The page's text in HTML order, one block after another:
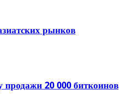
рынков
продажи 20 000 биткоинов